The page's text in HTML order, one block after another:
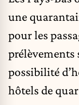
une
pour les
prélèvements
possibilité
hôtels de